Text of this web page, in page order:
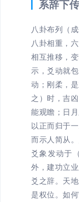
系辞下
八卦布列（
八卦相重，
相互推移，
示，爻动就
动；刚柔，
之）时，吉
能观瞻；日
以正而归于
而示人简从
爻象发动于
外，建功立
爻之辞。天
是权位。如